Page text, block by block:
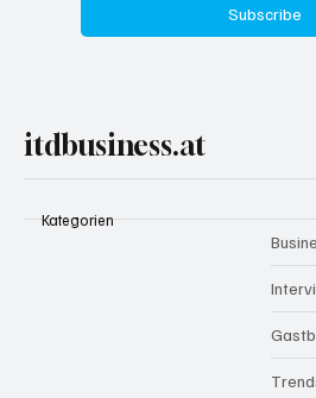
Subscribe
itdbusiness.at
Kategorien